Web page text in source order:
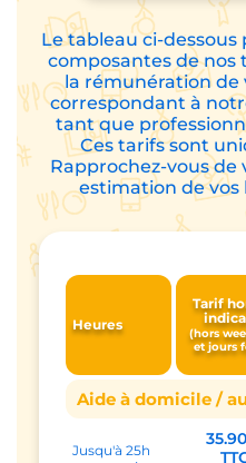
Le tableau ci-
composantes de
la rémunération de
correspondant à
tant que
Ces tarifs sont
Rapprochez-vous
estimation de vos
Heures
Tarif
(hors
et jours
Aide à domicile /
Jusqu'à 25h